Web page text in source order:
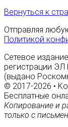
Вернуться к
Отправляя
Политикой
Сетевое
регистрации
(выдано
© 2017-2026 •
Бесплатные
Копирование и
только с